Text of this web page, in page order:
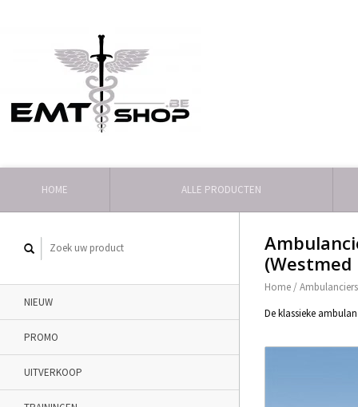
HOME ALLE PRODUCTEN
NIEUW
PROMO
UITVERKOOP
(Westmed
Home /
De klassieke